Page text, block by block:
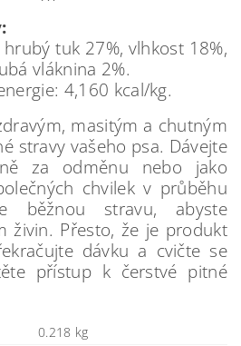
tuk 27%, vlhkost 18%,
vláknina 2%.
4,160 kcal/kg.
masitým a chutným
stravy vašeho psa. Dávejte
za odměnu nebo jako
chvilek v průběhu
běžnou stravu, abyste
živin. Přesto, že je produkt
dávku a cvičte se
přístup k čerstvé pitné
0.218 kg